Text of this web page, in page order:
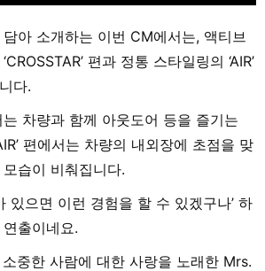
아 소개하는 이번 CM에서는, 액티브
편과 정통 스타일링의 ‘AIR’
다.
는 차량과 함께 아웃도어 등을 즐기는
편에서는 차량의 내외장에 초점을 맞
습이 비춰집니다.
있으면 이런 경험을 할 수 있겠구나’ 하
출이네요.
중한 사람에 대한 사랑을 노래한 Mrs.